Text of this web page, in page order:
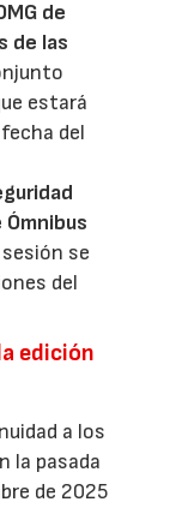
de
de las
estará
del
se
del
edición
a los
la pasada
de 2025